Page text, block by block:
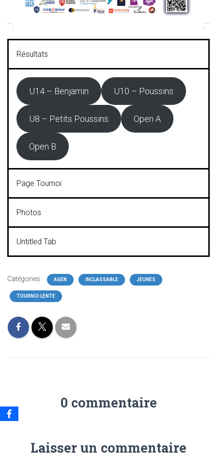
Résultats
U14 – Benjamin U10 – Poussins
U8 – Petits Poussins Open A
Open B
Page Tournoi
Photos
Untitled Tab
Catégories : AGEN INCLASSABLE JEUNES
TOURNOI LENTE
0 commentaire
Laisser un commentaire